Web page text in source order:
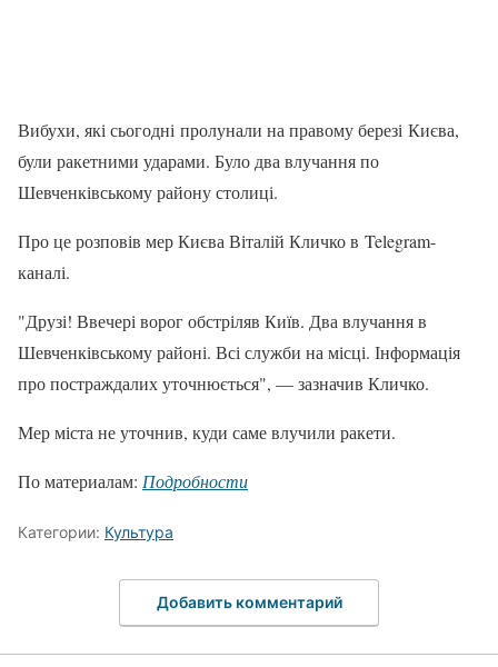
Вибухи, які сьогодні пролунали на правому березі Києва,
були ракетними ударами. Було два влучання по
Шевченківському району столиці.
Про це розповів мер Києва Віталій Кличко в Telegram-
каналі.
"Друзі! Ввечері ворог обстріляв Київ. Два влучання в
Шевченківському районі. Всі служби на місці. Інформація
про постраждалих уточнюється", — зазначив Кличко.
Мер міста не уточнив, куди саме влучили ракети.
По материалам: Подробности
Категории: Культура
Добавить комментарий